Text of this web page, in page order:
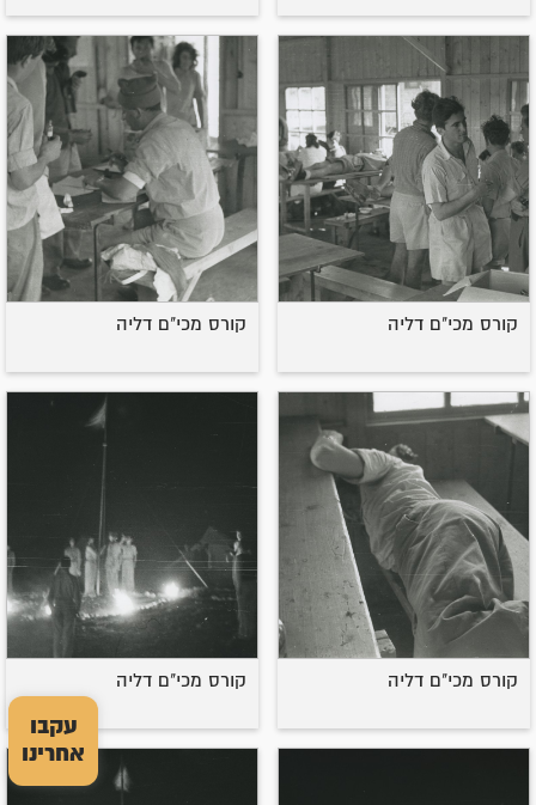
עקבו
אחרינו
קורס מכי"ם דליה קורס מכי"ם דליה
קורס מכי"ם דליה קורס מכי"ם דליה